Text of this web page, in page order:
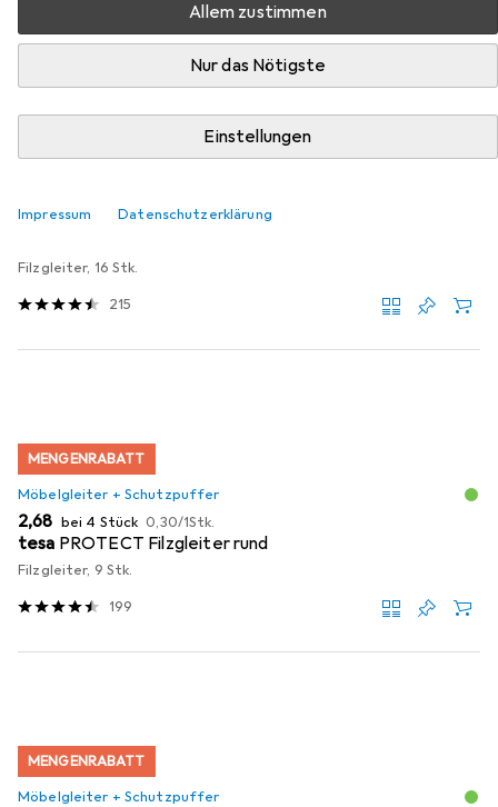
Allem zustimmen
Nur das Nötigste
Einstellungen
Impressum Datenschutzerklärung
Relevanz
Produktliste
EUR
5,31 EUR
0,33/ 1Stk.
Filzgleiter, 16 Stk.
215
MENGENRABATT
Möbelgleiter + Schutzpuffer
EUR
2,68 bei 4 Stück EUR
0,30/1Stk.
tesa PROTECT Filzgleiter rund
Filzgleiter, 9 Stk.
199
MENGENRABATT
Möbelgleiter + Schutzpuffer